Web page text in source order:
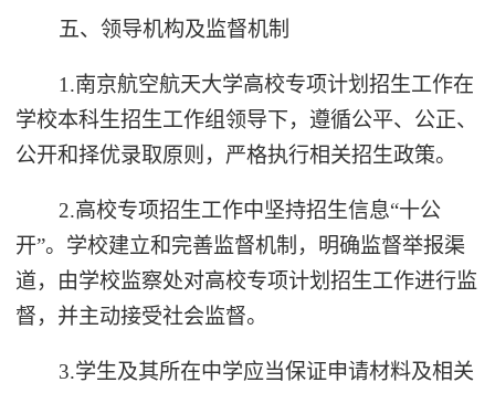
五、领导机构及监督机制
1.南京航空航天大学高校专项计划招生工作在
学校本科生招生工作组领导下，遵循公平、公正、
公开和择优录取原则，严格执行相关招生政策。
2.高校专项招生工作中坚持招生信息“十公
开”。学校建立和完善监督机制，明确监督举报渠
道，由学校监察处对高校专项计划招生工作进行监
督，并主动接受社会监督。
3.学生及其所在中学应当保证申请材料及相关